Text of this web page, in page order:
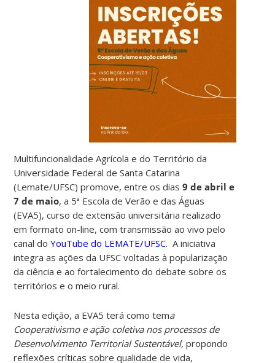
Multifuncionalidade Agrícola e do Território da
Universidade Federal de Santa Catarina
(Lemate/UFSC) promove, entre os dias9 de abril e
7 de maio, a 5ª Escola de Verão e das Águas
(EVA5), curso de extensão universitária realizado
em formato on-line, com transmissão ao vivo pelo
canal doYouTube do LEMATE/UFSC. A iniciativa
integra as ações da UFSC voltadas à popularização
da ciência e ao fortalecimento do debate sobre os
territórios e o meio rural.
Nesta edição, a EVA5 terá como tema
Cooperativismo e ação coletiva nos processos de
Desenvolvimento Territorial Sustentável, propondo
reflexões críticas sobre qualidade de vida,